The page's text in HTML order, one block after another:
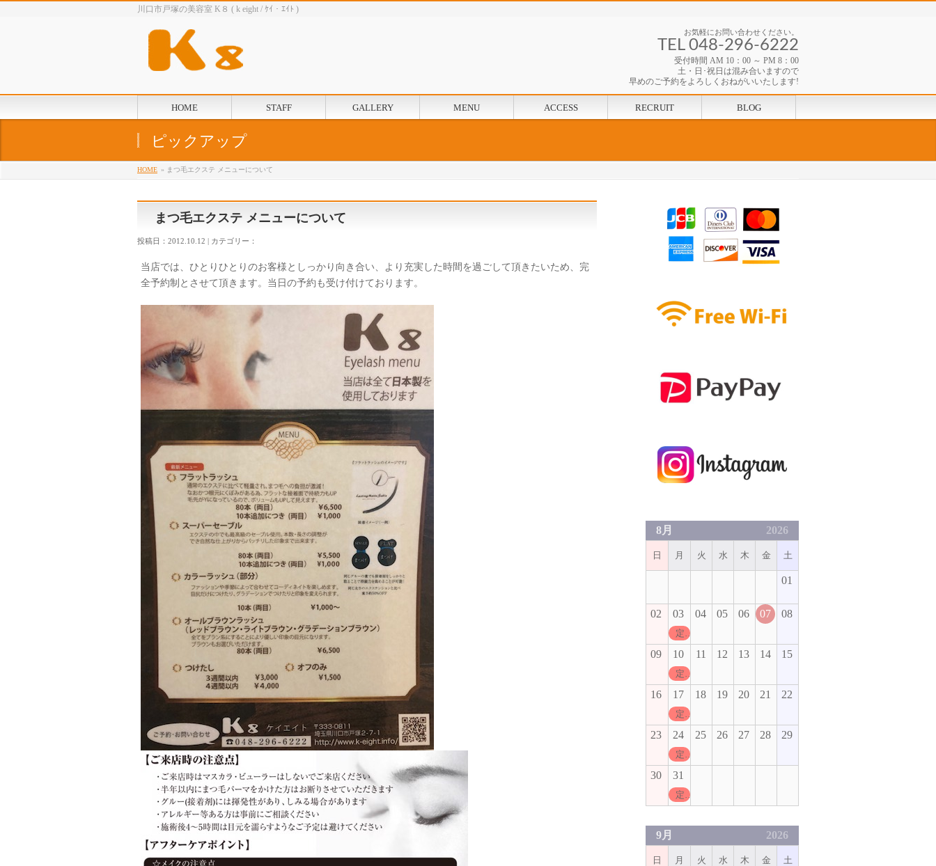
川口市戸塚の美容室 K８ ( k eight / ｹｲ・ｴｲﾄ )
お気軽にお問い合わせください。
TEL 048-296-6222
受付時間 AM 10：00 ～ PM 8：00
土・日･祝日は混み合いますので
早めのご予約をよろしくおねがいいたします!
HOME STAFF GALLERY MENU ACCESS RECRUIT BLOG
ピックアップ
HOME » まつ毛エクステ メニューについて
まつ毛エクステ メニューについて
投稿日：2012.10.12 | カテゴリー：
当店では、ひとりひとりのお客様としっかり向き合い、より充実した時間を過ごして頂きたいため、完
全予約制とさせて頂きます。当日の予約も受け付けております。
8月 2026
日 月 火 水 木 金 土
01
02 03
定休日
04 05 06 07 08
09 10
定休日
11 12 13 14 15
16 17
定休日
18 19 20 21 22
23 24
定休日
25 26 27 28 29
30 31
定休日
9月 2026
日 月 火 水 木 金 土